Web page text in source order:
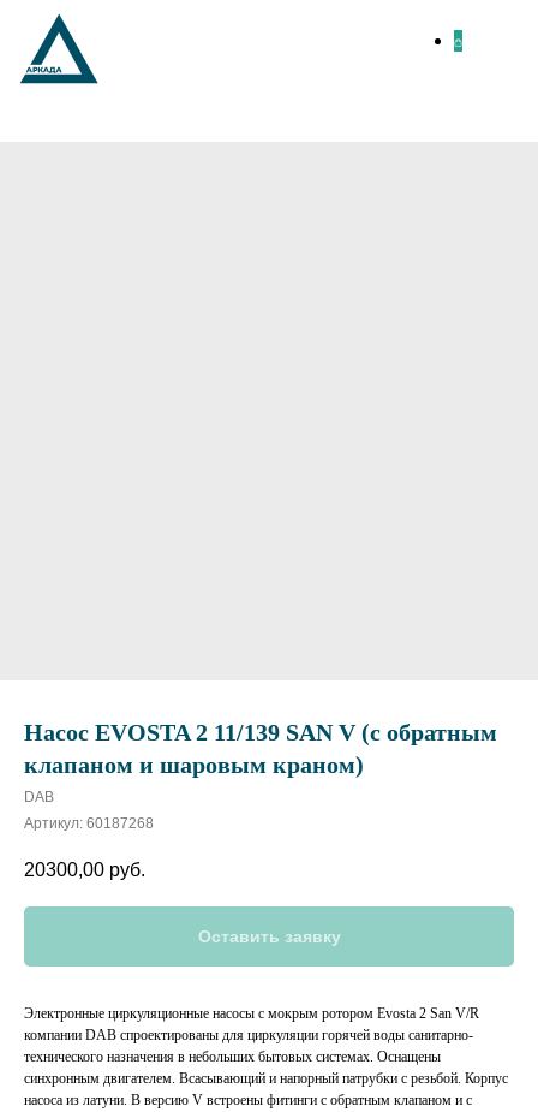
Насос EVOSTA 2 11/139 SAN V (с обратным
клапаном и шаровым краном)
DAB
Артикул: 60187268
20300,00 руб.
Оставить заявку
Электронные циркуляционные насосы с мокрым ротором Evosta 2 San V/R
компании DAB спроектированы для циркуляции горячей воды санитарно-
технического назначения в небольших бытовых системах. Оснащены
cинхронным двигателем. Всасывающий и напорный патрубки с резьбой. Корпус
насоса из латуни. В версию V встроены фитинги с обратным клапаном и с